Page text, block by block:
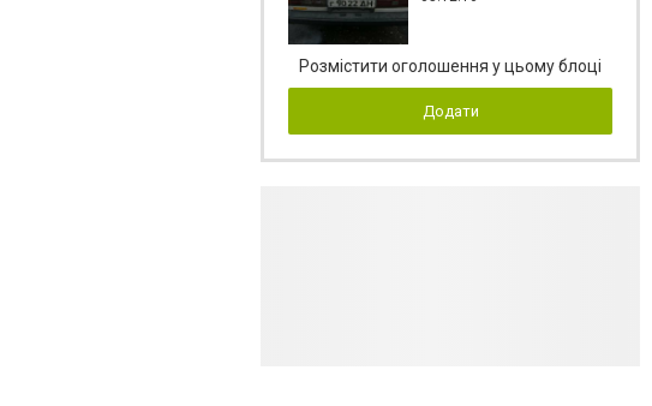
Розмістити оголошення у цьому блоці
Додати